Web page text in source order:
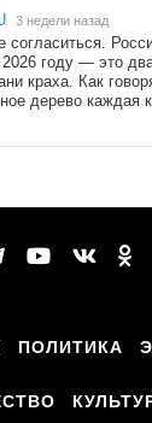
3 недели назад
согласиться.
году — это
краха. Как
дерево каждая
ПОЛИТИКА